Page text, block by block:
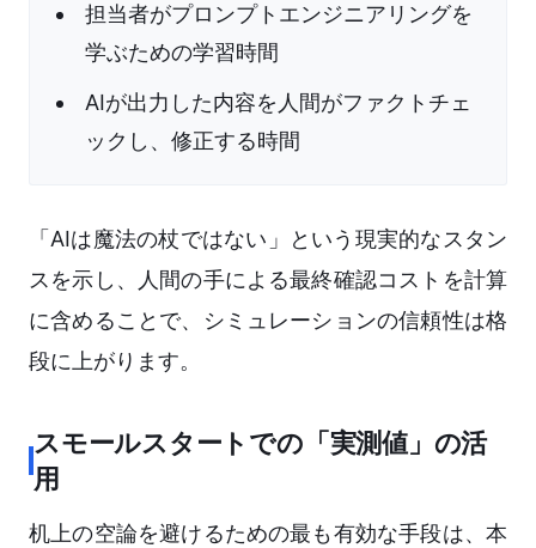
担当者がプロンプトエンジニアリングを
学ぶための学習時間
AIが出力した内容を人間がファクトチェ
ックし、修正する時間
「AIは魔法の杖ではない」という現実的なスタン
スを示し、人間の手による最終確認コストを計算
に含めることで、シミュレーションの信頼性は格
段に上がります。
スモールスタートでの「実測値」の活
用
机上の空論を避けるための最も有効な手段は、本